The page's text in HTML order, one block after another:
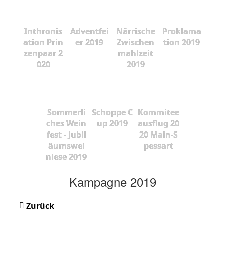
Inthronis
ation Prin
zenpaar 2
020
Adventfei
er 2019
Närrische
Zwischen
mahlzeit
2019
Proklama
tion 2019
Sommerli
ches Wein
fest - Jubil
äumswei
nlese 2019
Schoppe C
up 2019
Kommitee
ausflug 20
20 Main-S
pessart
Kampagne 2019
Zurück